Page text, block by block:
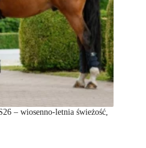
– wiosenno-letnia świeżość,